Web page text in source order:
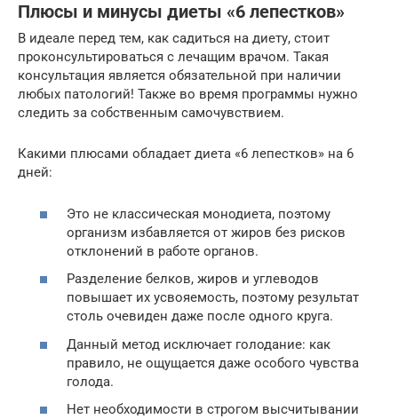
Плюсы и минусы диеты «6 лепестков»
В идеале перед тем, как садиться на диету, стоит
проконсультироваться с лечащим врачом. Такая
консультация является обязательной при наличии
любых патологий! Также во время программы нужно
следить за собственным самочувствием.
Какими плюсами обладает диета «6 лепестков» на 6
дней:
Это не классическая монодиета, поэтому
организм избавляется от жиров без рисков
отклонений в работе органов.
Разделение белков, жиров и углеводов
повышает их усвояемость, поэтому результат
столь очевиден даже после одного круга.
Данный метод исключает голодание: как
правило, не ощущается даже особого чувства
голода.
Нет необходимости в строгом высчитывании